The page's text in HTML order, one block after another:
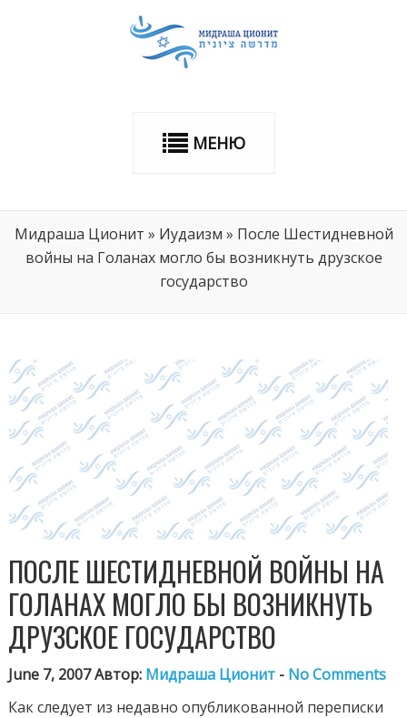
МЕНЮ
Мидраша Ционит » Иудаизм » После Шестидневной
войны на Голанах могло бы возникнуть друзское
государство
ПОСЛЕ ШЕСТИДНЕВНОЙ ВОЙНЫ НА
ГОЛАНАХ МОГЛО БЫ ВОЗНИКНУТЬ
ДРУЗСКОЕ ГОСУДАРСТВО
June 7, 2007 Автор: Мидраша Ционит - No Comments
Как следует из недавно опубликованной переписки